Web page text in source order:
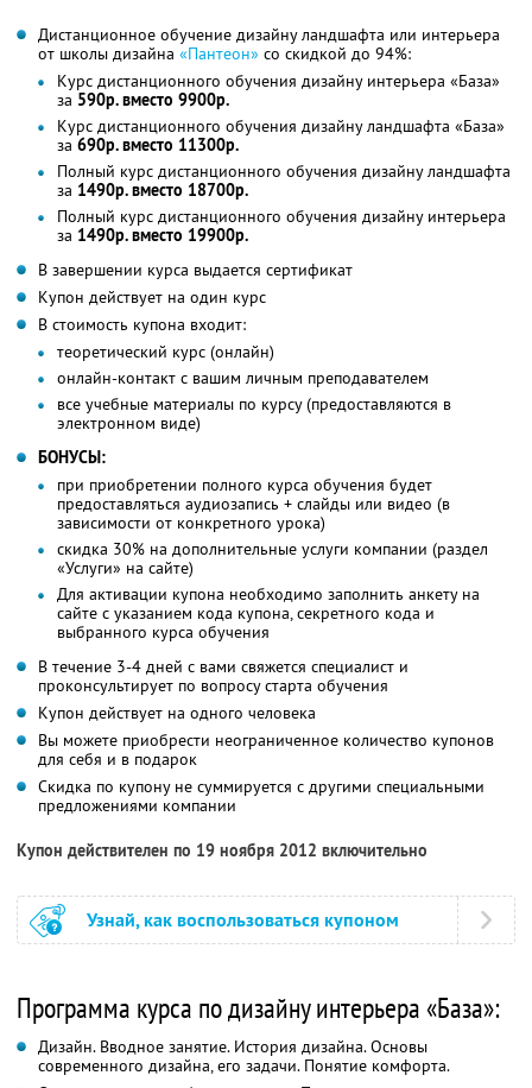
Дистанционное обучение дизайну ландшафта или интерьера
от школы дизайна «Пантеон» со скидкой до 94%:
Курс дистанционного обучения дизайну интерьера «База»
за 590р. вместо 9900р.
Курс дистанционного обучения дизайну ландшафта «База»
за 690р. вместо 11300р.
Полный курс дистанционного обучения дизайну ландшафта
за 1490р. вместо 18700р.
Полный курс дистанционного обучения дизайну интерьера
за 1490р. вместо 19900р.
В завершении курса выдается сертификат
Купон действует на один курс
В стоимость купона входит:
теоретический курс (онлайн)
онлайн-контакт с вашим личным преподавателем
все учебные материалы по курсу (предоставляются в
электронном виде)
БОНУСЫ:
при приобретении полного курса обучения будет
предоставляться аудиозапись + слайды или видео (в
зависимости от конкретного урока)
скидка 30% на дополнительные услуги компании (раздел
«Услуги» на сайте)
Для активации купона необходимо заполнить анкету на
сайте с указанием кода купона, секретного кода и
выбранного курса обучения
В течение 3-4 дней с вами свяжется специалист и
проконсультирует по вопросу старта обучения
Купон действует на одного человека
Вы можете приобрести неограниченное количество купонов
для себя и в подарок
Скидка по купону не суммируется с другими специальными
предложениями компании
Купон действителен по 19 ноября 2012 включительно
Узнай, как воспользоваться купоном
Программа курса по дизайну интерьера «База»:
Дизайн. Вводное занятие. История дизайна. Основы
современного дизайна, его задачи. Понятие комфорта.